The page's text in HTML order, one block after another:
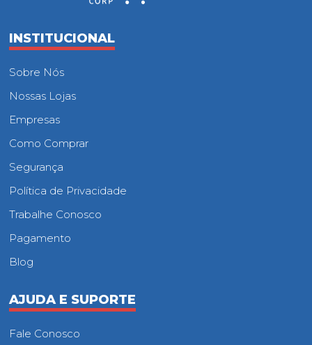
INSTITUCIONAL
Sobre Nós
Nossas Lojas
Empresas
Como Comprar
Segurança
Política de Privacidade
Trabalhe Conosco
Pagamento
Blog
AJUDA E SUPORTE
Fale Conosco